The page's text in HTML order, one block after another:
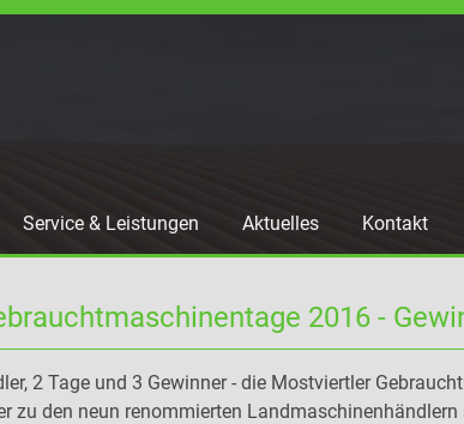
Service & Leistungen Aktuelles Kontakt
2016 -
2 Tage und 3 Gewinner - die Mostviertler
zu den neun renommierten